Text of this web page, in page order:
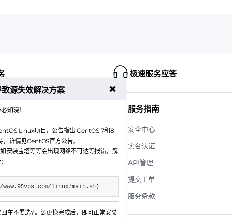
极速服务应答
All Rights Reserved.铭联科技 版权
博济江南智造园1幢2029室
服务指南
安全中心
实名认证
API管理
提交工单
服务条款
源失效解决方案 ✖
知晓！
Linux项目，公告指出 CentOS 7和8
详情见CentOS官方公告。
安装宝塔等等会出现网络不可达等报错，解
linux/main.sh)
车不要选Y。源更换完成后，即可正常安装